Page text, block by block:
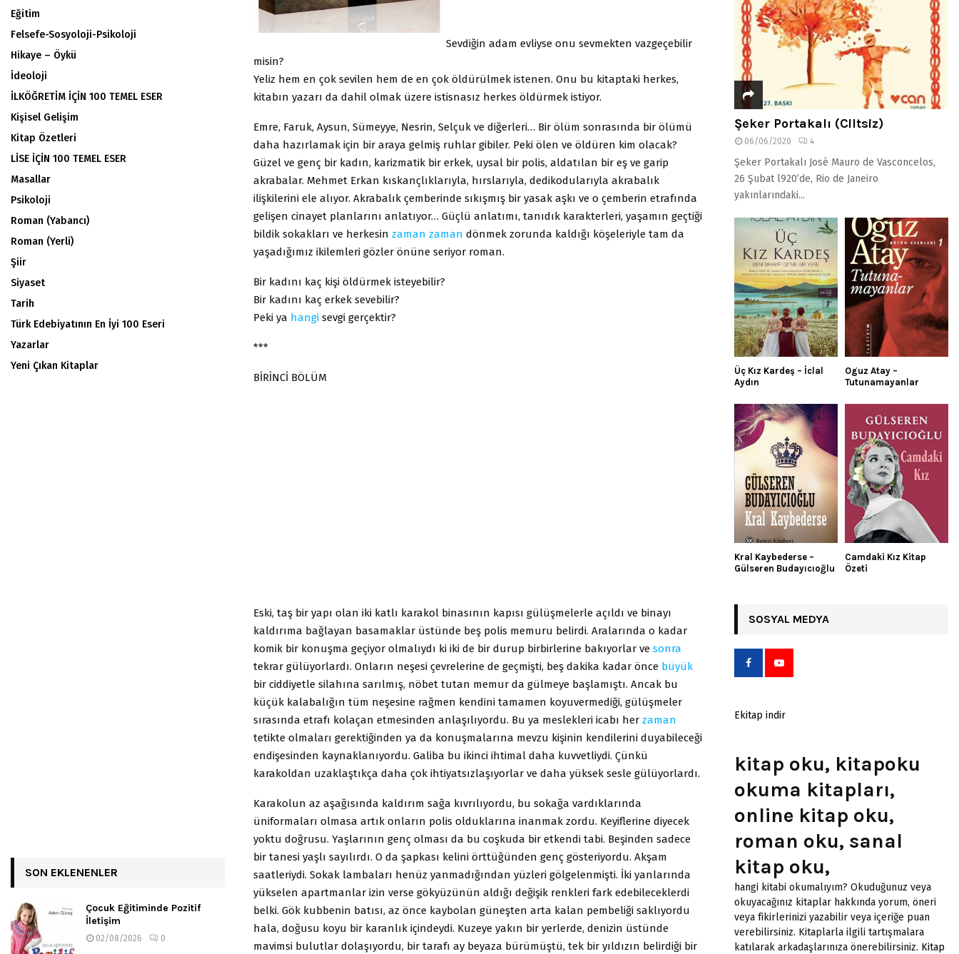
Sevdiğin adam evliyse onu sevmekten vazgeçebilir
misin?
Yeliz hem en çok sevilen hem de en çok öldürülmek istenen. Onu bu kitaptaki herkes,
kitabın yazarı da dahil olmak üzere istisnasız herkes öldürmek istiyor.
Emre, Faruk, Aysun, Sümeyye, Nesrin, Selçuk ve diğerleri… Bir ölüm sonrasında bir ölümü
daha hazırlamak için bir araya gelmiş ruhlar gibiler. Peki ölen ve öldüren kim olacak?
Güzel ve genç bir kadın, karizmatik bir erkek, uysal bir polis, aldatılan bir eş ve garip
akrabalar. Mehmet Erkan kıskançlıklarıyla, hırslarıyla, dedikodularıyla akrabalık
ilişkilerini ele alıyor. Akrabalık çemberinde sıkışmış bir yasak aşkı ve o çemberin etrafında
gelişen cinayet planlarını anlatıyor… Güçlü anlatımı, tanıdık karakterleri, yaşamın geçtiği
bildik sokakları ve herkesin zaman zaman dönmek zorunda kaldığı köşeleriyle tam da
yaşadığımız ikilemleri gözler önüne seriyor roman.
Bir kadını kaç kişi öldürmek isteyebilir?
Bir kadını kaç erkek sevebilir?
Peki ya hangi sevgi gerçektir?
***
BİRİNCİ BÖLÜM
Eski, taş bir yapı olan iki katlı karakol binasının kapısı gülüşmelerle açıldı ve binayı
kaldırıma bağlayan basamaklar üstünde beş polis memuru belirdi. Aralarında o kadar
komik bir konuşma geçiyor olmalıydı ki iki de bir durup birbirlerine bakıyorlar ve sonra
tekrar gülüyorlardı. Onların neşesi çevrelerine de geçmişti, beş dakika kadar önce büyük
bir ciddiyetle silahına sarılmış, nöbet tutan memur da gülmeye başlamıştı. Ancak bu
küçük kalabalığın tüm neşesine rağmen kendini tamamen koyuvermediği, gülüşmeler
sırasında etrafı kolaçan etmesinden anlaşılıyordu. Bu ya meslekleri icabı her zaman
tetikte olmaları gerektiğinden ya da konuşmalarına mevzu kişinin kendilerini duyabileceği
endişesinden kaynaklanıyordu. Galiba bu ikinci ihtimal daha kuvvetliydi. Çünkü
karakoldan uzaklaştıkça daha çok ihtiyatsızlaşıyorlar ve daha yüksek sesle gülüyorlardı.
Karakolun az aşağısında kaldırım sağa kıvrılıyordu, bu sokağa vardıklarında
üniformaları olmasa artık onların polis olduklarına inanmak zordu. Keyiflerine diyecek
yoktu doğrusu. Yaşlarının genç olması da bu coşkuda bir etkendi tabi. Beşinden sadece
bir tanesi yaşlı sayılırdı. O da şapkası kelini örttüğünden genç gösteriyordu. Akşam
saatleriydi. Sokak lambaları henüz yanmadığından yüzleri gölgelenmişti. İki yanlarında
yükselen apartmanlar izin verse gökyüzünün aldığı değişik renkleri fark edebileceklerdi
belki. Gök kubbenin batısı, az önce kaybolan güneşten arta kalan pembeliği saklıyordu
hala, doğusu koyu bir karanlık içindeydi. Kuzeye yakın bir yerlerde, denizin üstünde
mavimsi bulutlar dolaşıyordu, bir tarafı ay beyaza bürümüştü, tek bir yıldızın belirdiği bir
Eğitim
Felsefe-Sosyoloji-Psikoloji
Hikaye – Öykü
İdeoloji
İLKÖĞRETİM İÇİN 100 TEMEL ESER
Kişisel Gelişim
Kitap Özetleri
LİSE İÇİN 100 TEMEL ESER
Masallar
Psikoloji
Roman (Yabancı)
Roman (Yerli)
Şiir
Siyaset
Tarih
Türk Edebiyatının En İyi 100 Eseri
Yazarlar
Yeni Çıkan Kitaplar
SON EKLENENLER
Çocuk Eğitiminde Pozitif
İletişim
02/08/2026 0
Şeker Portakalı (Ciltsiz)
06/06/2020 4
Şeker Portakalı José Mauro de Vasconcelos,
26 Şubat l920’de, Rio de Janeiro
yakınlarındaki...
Üç Kız Kardeş – İclal
Aydın
Oguz Atay –
Tutunamayanlar
Kral Kaybederse –
Gülseren Budayıcıoğlu
Camdaki Kız Kitap
Özeti
SOSYAL MEDYA
Ekitap indir
kitap oku, kitapoku
okuma kitapları,
online kitap oku,
roman oku, sanal
kitap oku,
hangi kitabi okumalıyım? Okuduğunuz veya
okuyacağınız kitaplar hakkında yorum, öneri
veya fikirlerinizi yazabilir veya içeriğe puan
verebilirsiniz. Kitaplarla ilgili tartışmalara
katılarak arkadaşlarınıza önerebilirsiniz. Kitap